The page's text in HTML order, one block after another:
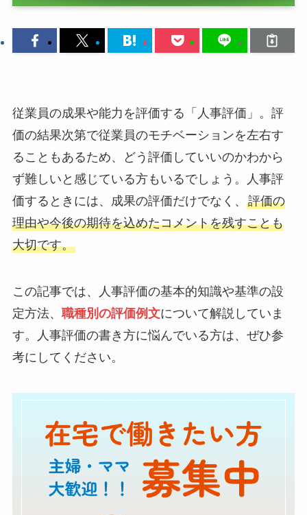
従業員の成果や能力を評価する「人事評価」。評
価の結果次第で従業員のモチベーションを左右す
ることもあるため、どう評価していいのかわから
ず難しいと感じている方もいるでしょう。人事評
価するときには、成果の評価だけでなく、 評価の
理由や今後の期待を込めたコメントを残すことも
大切です。
この記事では、人事評価の基本的知識や基準の設
定方法、 職種別の評価例文について解説していま
す。人事評価の書き方に悩んでいる方は、ぜひ参
考にしてください。